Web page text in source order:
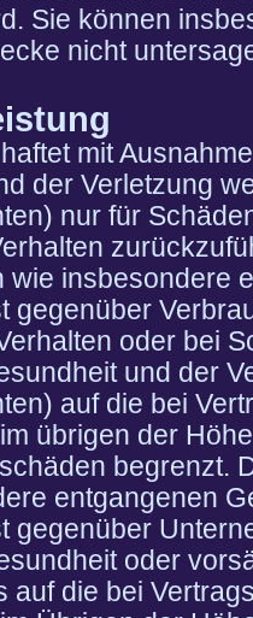
Sie können
nicht
mit
der Verletzung
nur für
wie insbesondere
gegenüber
oder bei
und der
auf die bei
übrigen der
begrenzt.
entgangenen
gegenüber
oder
auf die bei